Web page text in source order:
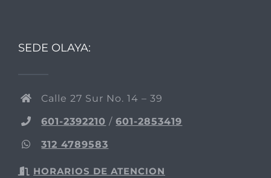
SEDE OLAYA:
Calle 27 Sur No. 14 – 39
601-2392210 /601-2853419
312 4789583
HORARIOS DE ATENCION